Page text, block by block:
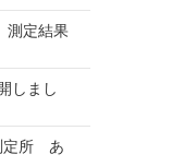
測定結果
しまし
定所 あ